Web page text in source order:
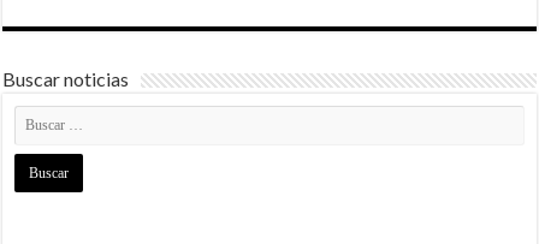
Buscar noticias